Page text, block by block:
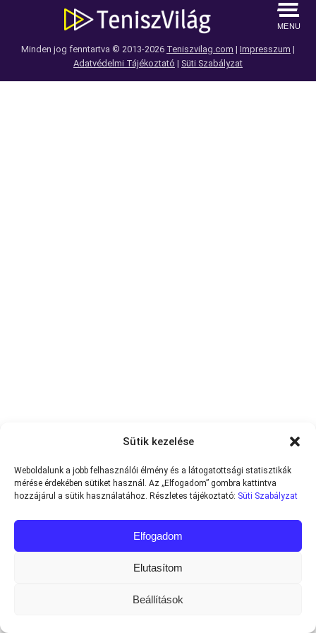
Sütik kezelése
Weboldalunk a jobb felhasználói élmény és a látogatottsági statisztikák
mérése érdekében sütiket használ. Az „Elfogadom” gombra kattintva
hozzájárul a sütik használatához. Részletes tájékoztató: Süti Szabályzat
Elfogadom
Elutasítom
Beállítások
MENU
Minden jog fenntartva © 2013-2026 Teniszvilag.com | Impresszum |
Adatvédelmi Tájékoztató | Süti Szabályzat